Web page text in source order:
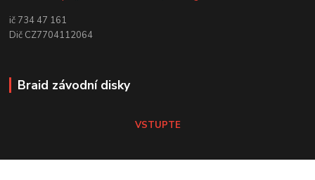
ič 734 47 161
Dič CZ7704112064
Braid závodní disky
VSTUPTE